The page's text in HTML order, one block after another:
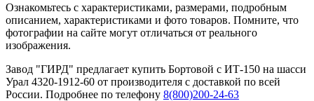
Ознакомьтесь с характеристиками, размерами, подробным
описанием, характеристиками и фото товаров. Помните, что
фотографии на сайте могут отличаться от реального
изображения.
Завод "ГИРД" предлагает купить Бортовой с ИТ-150 на шасси
Урал 4320-1912-60 от производителя с доставкой по всей
России. Подробнее по телефону 8(800)200-24-63